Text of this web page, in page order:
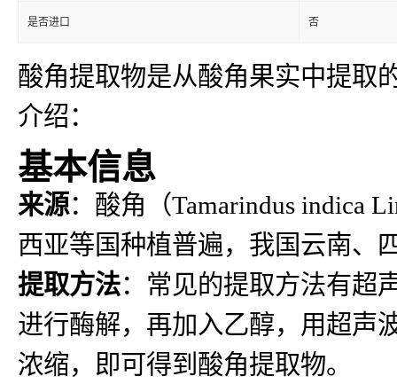
是否进口 否
酸角提取物是从酸角果实中提取
介绍：
基本信息
来源：酸角（Tamarindus indica
西亚等国种植普遍，我国云南、
提取方法：常见的提取方法有超
进行酶解，再加入乙醇，用超声
浓缩，即可得到酸角提取物。